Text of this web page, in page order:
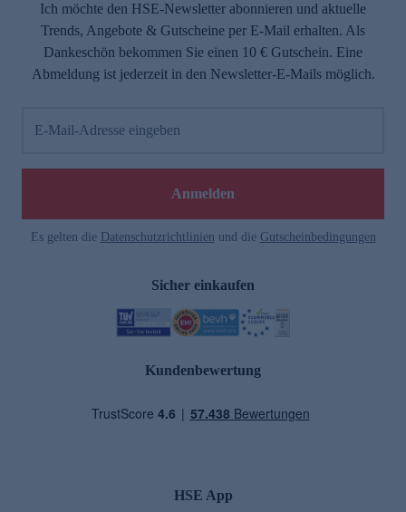
Ich möchte den HSE-Newsletter abonnieren und aktuelle
Trends, Angebote & Gutscheine per E-Mail erhalten. Als
Dankeschön bekommen Sie einen 10 € Gutschein. Eine
Abmeldung ist jederzeit in den Newsletter-E-Mails möglich.
E-Mail-Adresse eingeben
Anmelden
Es gelten die Datenschutzrichtlinien und die Gutscheinbedingungen
Sicher einkaufen
Kundenbewertung
HSE App